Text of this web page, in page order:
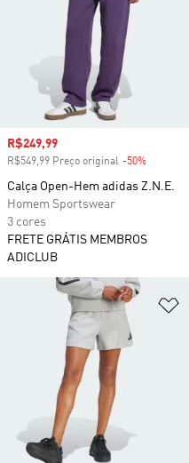
Preço com desconto
R$249,99
R$549,99 Preço original -50%
Calça Open-Hem adidas Z.N.E.
Homem Sportswear
3 cores
FRETE GRÁTIS MEMBROS
ADICLUB